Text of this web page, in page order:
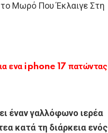
Μωρό Που Έκλαιγε Στη
ενα iphone 17 πατώντας
έναν γαλλόφωνο ιερέα
κατά τη διάρκεια ενός